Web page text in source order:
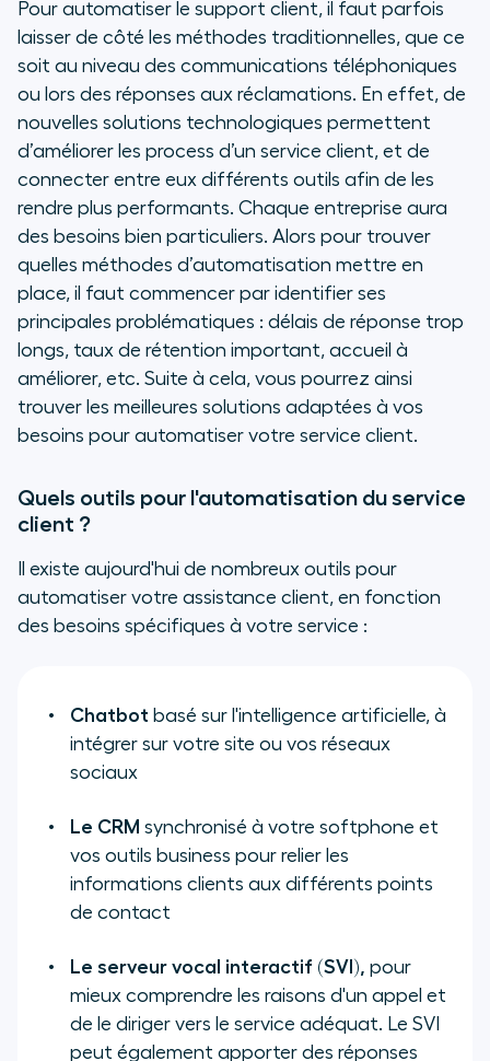
Pour automatiser le support client, il faut parfois
laisser de côté les méthodes traditionnelles, que ce
soit au niveau des communications téléphoniques
ou lors des réponses aux réclamations. En effet, de
nouvelles solutions technologiques permettent
d’améliorer les process d’un service client, et de
connecter entre eux différents outils afin de les
rendre plus performants. Chaque entreprise aura
des besoins bien particuliers. Alors pour trouver
quelles méthodes d’automatisation mettre en
place, il faut commencer par identifier ses
principales problématiques : délais de réponse trop
longs, taux de rétention important, accueil à
améliorer, etc. Suite à cela, vous pourrez ainsi
trouver les meilleures solutions adaptées à vos
besoins pour automatiser votre service client.
Quels outils pour l'automatisation du service
client ?
Il existe aujourd'hui de nombreux outils pour
automatiser votre assistance client, en fonction
des besoins spécifiques à votre service :
Chatbot basé sur l'intelligence artificielle, à
intégrer sur votre site ou vos réseaux
sociaux
Le CRM synchronisé à votre softphone et
vos outils business pour relier les
informations clients aux différents points
de contact
Le serveur vocal interactif (SVI), pour
mieux comprendre les raisons d'un appel et
de le diriger vers le service adéquat. Le SVI
peut également apporter des réponses